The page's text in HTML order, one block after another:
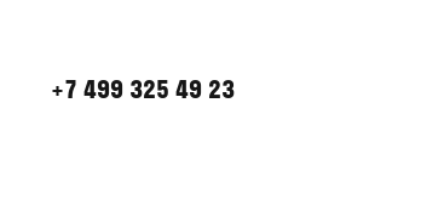
+7 499 325 49 23